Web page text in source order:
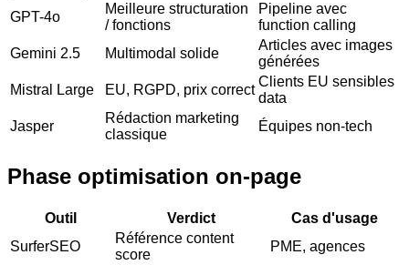
GPT-4o
Meilleure structuration
/ fonctions
Pipeline avec
function calling
Gemini 2.5
Multimodal solide
Articles avec images
générées
Mistral Large
EU, RGPD, prix correct
Clients EU sensibles
data
Jasper
Rédaction marketing
classique
Équipes non-tech
Phase optimisation on-page
Outil Verdict
Cas d'usage
SurferSEO
Référence content
score
PME, agences